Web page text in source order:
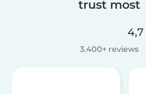
trust most
4,7
3.400+ reviews